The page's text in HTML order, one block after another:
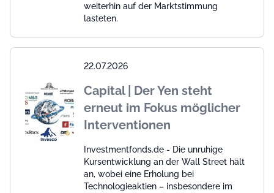
weiterhin auf der Marktstimmung
lasteten.
22.07.2026
Capital | Der Yen steht
erneut im Fokus möglicher
Interventionen
Investmentfonds.de - Die unruhige
Kursentwicklung an der Wall Street hält
an, wobei eine Erholung bei
Technologieaktien – insbesondere im